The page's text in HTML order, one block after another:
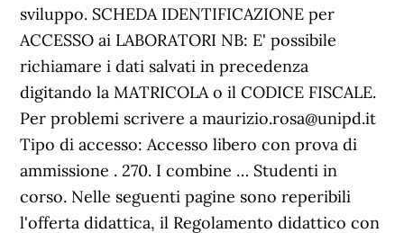
sviluppo. SCHEDA IDENTIFICAZIONE per
ACCESSO ai LABORATORI NB: E' possibile
richiamare i dati salvati in precedenza
digitando la MATRICOLA o il CODICE FISCALE.
Per problemi scrivere a maurizio.rosa@unipd.it
Tipo di accesso: Accesso libero con prova di
ammissione . 270. I combine … Studenti in
corso. Nelle seguenti pagine sono reperibili
l'offerta didattica, il Regolamento didattico con